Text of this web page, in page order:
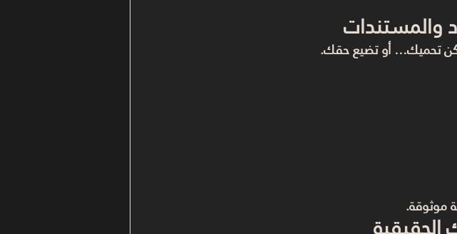
والمستندات
تحميك… أو تضيع حقك.
موثوقة.